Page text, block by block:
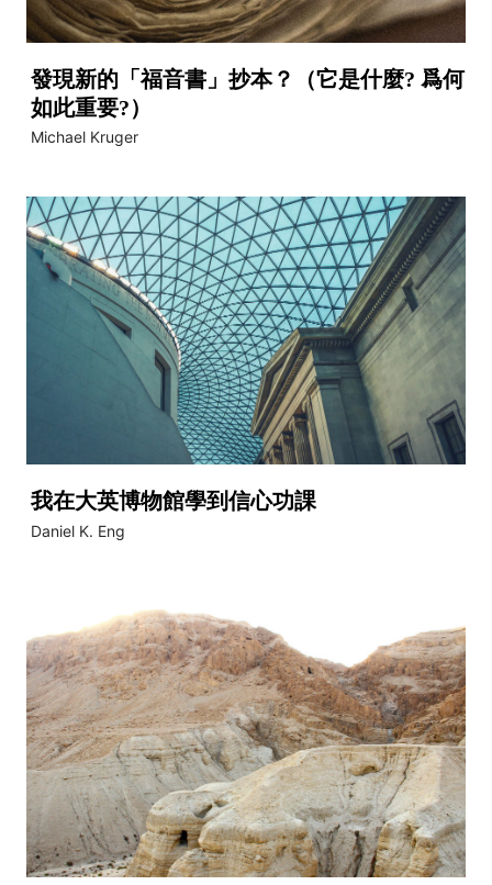
發現新的「福音書」抄本？（它是什麼? 爲何
如此重要?）
Michael Kruger
我在大英博物館學到信心功課
Daniel K. Eng